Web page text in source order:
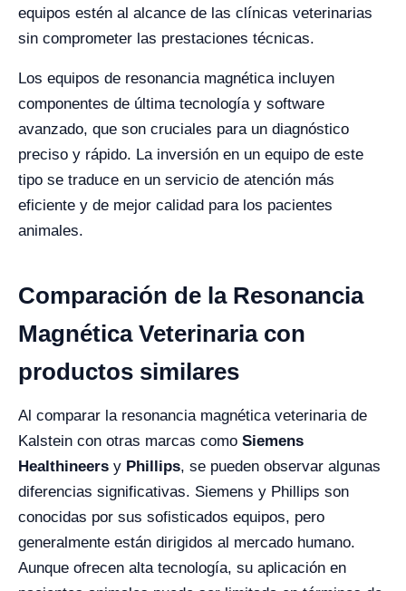
equipos estén al alcance de las clínicas veterinarias
sin comprometer las prestaciones técnicas.
Los equipos de resonancia magnética incluyen
componentes de última tecnología y software
avanzado, que son cruciales para un diagnóstico
preciso y rápido. La inversión en un equipo de este
tipo se traduce en un servicio de atención más
eficiente y de mejor calidad para los pacientes
animales.
Comparación de la Resonancia
Magnética Veterinaria con
productos similares
Al comparar la resonancia magnética veterinaria de
Kalstein con otras marcas como Siemens
Healthineers y Phillips, se pueden observar algunas
diferencias significativas. Siemens y Phillips son
conocidas por sus sofisticados equipos, pero
generalmente están dirigidos al mercado humano.
Aunque ofrecen alta tecnología, su aplicación en